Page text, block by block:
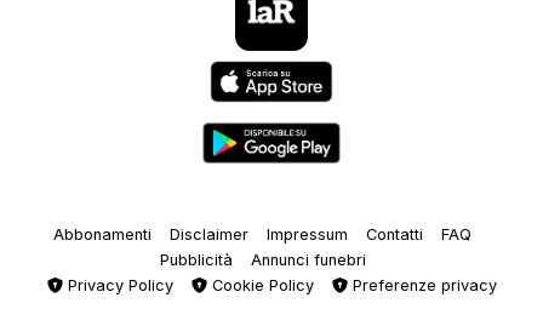
Abbonamenti Disclaimer Impressum Contatti
FAQ
Pubblicità
Annunci funebri
Privacy Policy
Cookie Policy Preferenze privacy